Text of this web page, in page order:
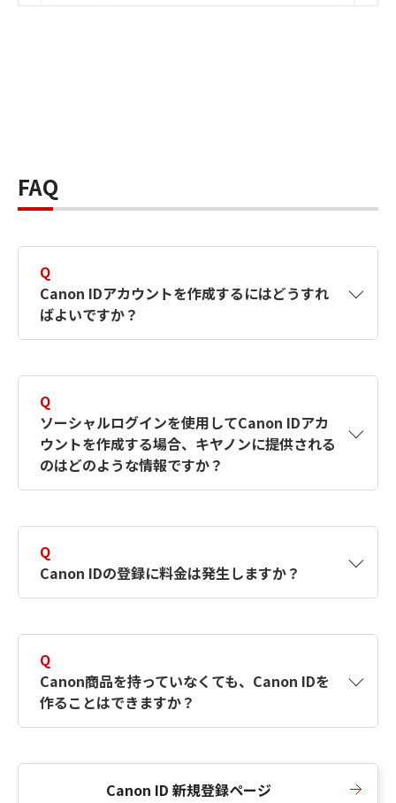
FAQ
Q
Canon IDアカウントを作成するにはどうすれ
ばよいですか？
す。詳しい作成方法は【カメラ】Canon IDとは
何ですか？Canon IDの作成方法は？をご確認く
ださい。
Q
ソーシャルログインを使用してCanon IDアカ
ウントを作成する場合、キヤノンに提供される
のはどのような情報ですか？
択したサービスから取得します。アカウントを
簡単に作成できるように、この情報を使用して
Canon IDの登録フォームを入力します。
Q
Canon IDの登録に料金は発生しますか？
Q
Canon商品を持っていなくても、Canon IDを
作ることはできますか？
Canon ID 新規登録ページ